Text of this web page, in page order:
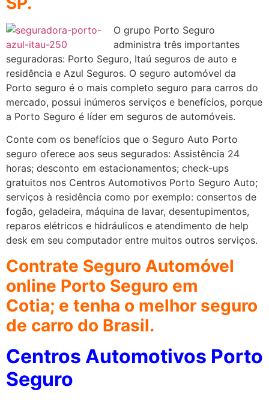
O grupo Porto Seguro
administra três importantes
seguradoras: Porto Seguro, Itaú seguros de auto e
residência e Azul Seguros. O seguro automóvel da
Porto seguro é o mais completo seguro para carros do
mercado, possui inúmeros serviços e benefícios, porque
a Porto Seguro é líder em seguros de automóveis.
Conte com os benefícios que o Seguro Auto Porto
seguro oferece aos seus segurados: Assistência 24
horas; desconto em estacionamentos; check-ups
gratuitos nos Centros Automotivos Porto Seguro Auto;
serviços à residência como por exemplo: consertos de
fogão, geladeira, máquina de lavar, desentupimentos,
reparos elétricos e hidráulicos e atendimento de help
desk em seu computador entre muitos outros serviços.
Contrate Seguro Automóvel
online Porto Seguro em
Cotia; e tenha o melhor seguro
de carro do Brasil.
Centros Automotivos Porto
Seguro